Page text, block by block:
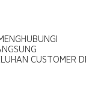
CUSTOMER DI